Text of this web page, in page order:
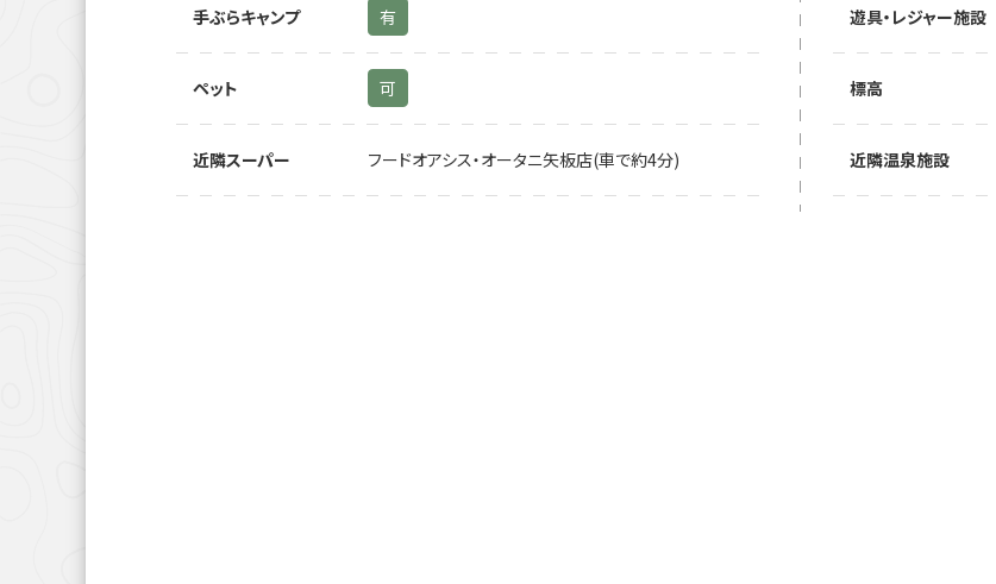
手ぶらキャンプ 有 遊具・レジャー施設
ペット 可 標高
近隣スーパー フードオアシス・オータニ矢板店(車で約4分) 近隣温泉施設